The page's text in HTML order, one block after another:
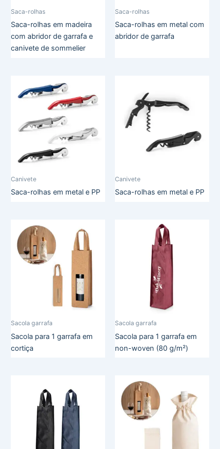
Saca-rolhas
Saca-rolhas em madeira
com abridor de garrafa e
canivete de sommelier
Saca-rolhas
Saca-rolhas em metal com
abridor de garrafa
Canivete
Saca-rolhas em metal e PP
Canivete
Saca-rolhas em metal e PP
Sacola garrafa
Sacola para 1 garrafa em
cortiça
Sacola garrafa
Sacola para 1 garrafa em
non-woven (80 g/m²)